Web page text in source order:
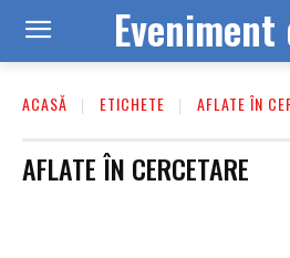
ACASĂ ETICHETE AFLATE ÎN
AFLATE ÎN CERCETARE